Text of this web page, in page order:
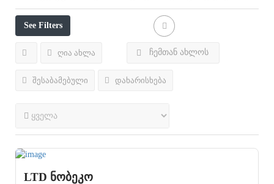
See Filters
ღია ახლა ჩემთან ახლოს
შესაბამებული დახარისხება
LTD ნობეკო